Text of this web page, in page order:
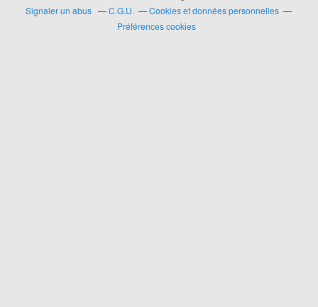
Signaler un abus
C.G.U.
Cookies et données personnelles
Préférences cookies